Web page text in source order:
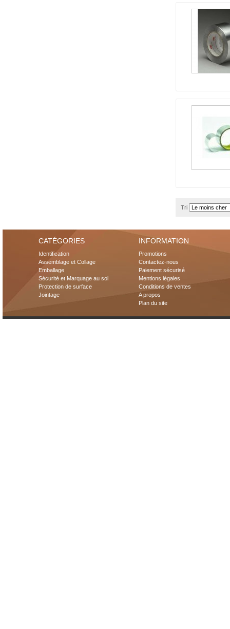
Tri
CATÉGORIES
Identification
Assemblage et Collage
Emballage
Sécurité et Marquage au sol
Protection de surface
Jointage
INFORMATION
Promotions
Contactez-nous
Paiement sécurisé
Mentions légales
Conditions de ventes
A propos
Plan du site